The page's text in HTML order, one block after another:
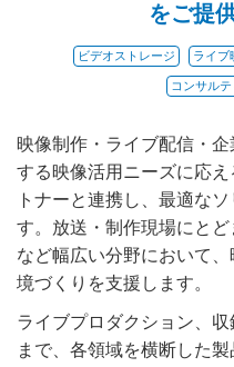
をご提
ビデオストレージ ライブ
コンサル
映像制作・ライブ配信・
する映像活用ニーズに応
トナーと連携し、最適な
す。放送・制作現場にと
など幅広い分野において
境づくりを支援します。
ライブプロダクション、
まで、各領域を横断した